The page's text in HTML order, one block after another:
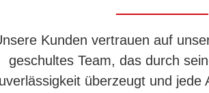
Kunden vertrauen auf
geschultes Team, das durch
überzeugt und jede